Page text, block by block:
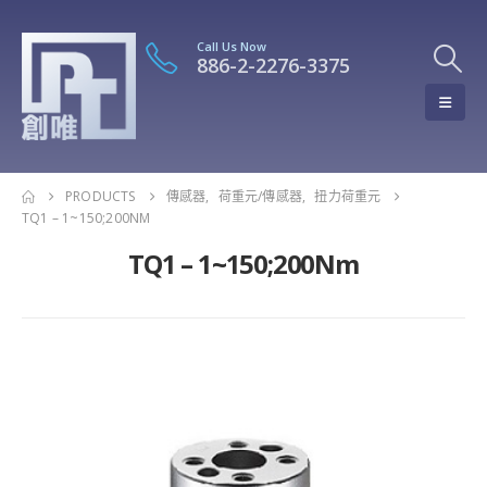
Call Us Now
886-2-2276-3375
PRODUCTS 傳感器, 荷重元/傳感器, 扭力荷重元
TQ1 – 1~150;200NM
TQ1 – 1~150;200Nm